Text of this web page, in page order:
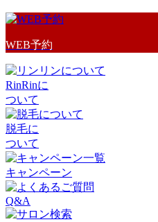
WEB予約
RinRinに
ついて
脱毛に
ついて
キャンペーン
Q&A